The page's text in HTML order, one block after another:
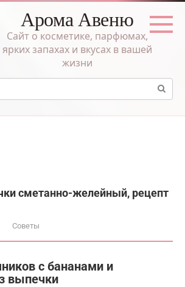
Арома Авеню
Сайт о косметике, парфюмах,
ярких запахах и вкусах в вашей
жизни
сметанно-желейный, рецепт
Советы
с бананами и
выпечки